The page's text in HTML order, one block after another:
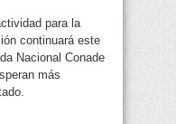
para la
continuará este
Nacional Conade
más